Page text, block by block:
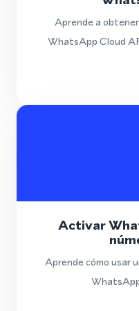
Aprende a
WhatsApp Cloud
Activar
Aprende cómo usar